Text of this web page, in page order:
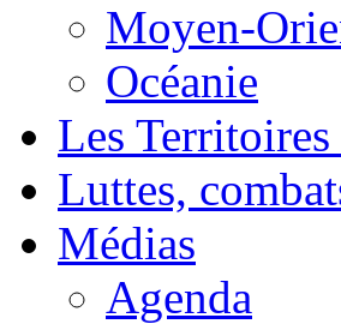
Moyen-
Océanie
Les
Luttes,
Médias
Agenda